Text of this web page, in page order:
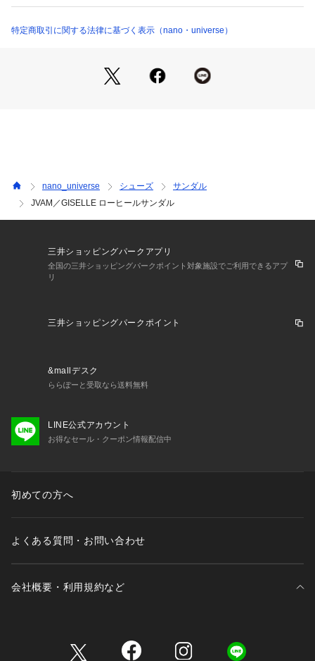
・歩きやすく疲れにくいローヒール
・デイリーシーンから休日のお出掛けまで幅広く活躍
Vanilla Moonを展開するインドのLeiner Shoes社が、日本人
デザイナーと2017年に立ち上げた共同プロジェクト。メンズv
sレディース、高品質＝欧米製という従来の概念の外からアプ
レクション。絶え間ないファッション・トレンドの移り変わり
から常にインスピレーションを受け、エクスクルージブではな
いインクルージブな靴作りに務める。22SSからは新デザイナ
イティブと技術の両面からサポートする。
革は天然素材であり、一つとして同じものはありません。色の
微妙なバラつき、小さな班などは天然素材ならではの特徴であ
※サンプルにて撮影、採寸を行う為、実際にお届けする商品と
了承下さい。
6714135200 （ショップ）
特定商取引に関する法律に基づく表示（nano・universe）
nano_universe シューズ
サンダル
JVAM／GISELLE ローヒールサンダル
三井ショッピングパークアプリ
全国の三井ショッピングパークポイント対象施設でご利用できるアプ
リ
三井ショッピングパークポイント
&mallデスク
ららぽーと受取なら送料無料
LINE公式アカウント
お得なセール・クーポン情報配信中
初めての方へ
よくある質問・お問い合わせ
会社概要・利用規約など